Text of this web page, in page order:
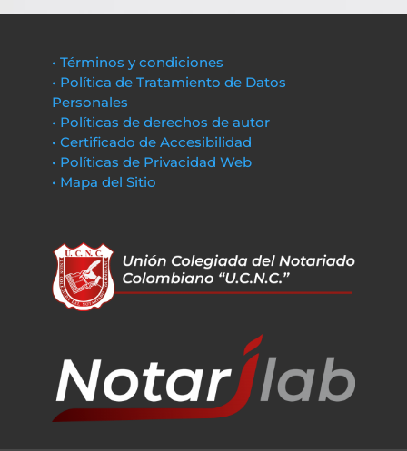
• Términos y condiciones
• Política de Tratamiento de Datos
Personales
• Políticas de derechos de autor
• Certificado de Accesibilidad
• Políticas de Privacidad Web
• Mapa del Sitio